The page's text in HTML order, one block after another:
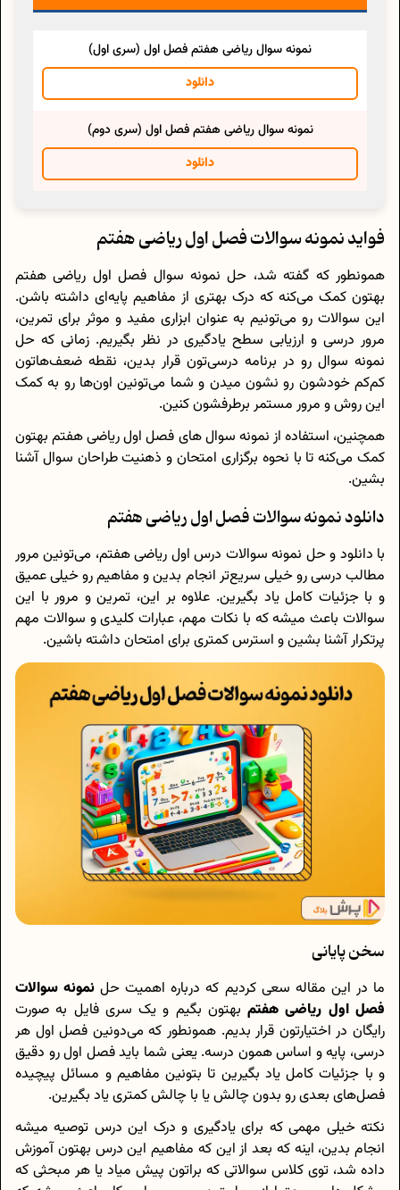
نمونه سوال ریاضی هفتم فصل اول (سری اول)
دانلود
نمونه سوال ریاضی هفتم فصل اول (سری دوم)
دانلود
فواید نمونه سوالات فصل اول ریاضی هفتم
همونطور که گفته شد، حل نمونه سوال فصل اول ریاضی هفتم
بهتون کمک می‌کنه که درک بهتری از مفاهیم پایه‌ای داشته باشن.
این سوالات رو می‌تونیم به عنوان ابزاری مفید و موثر برای تمرین،
مرور درسی و ارزیابی سطح یادگیری در نظر بگیریم. زمانی که حل
نمونه سوال رو در برنامه درسی‌تون قرار بدین، نقطه ضعف‌هاتون
کم‌کم خودشون رو نشون میدن و شما می‌تونین اون‌ها رو به کمک
این روش و مرور مستمر برطرفشون کنین.
همچنین، استفاده از نمونه سوال های فصل اول ریاضی هفتم بهتون
کمک می‌کنه تا با نحوه برگزاری امتحان و ذهنیت طراحان سوال آشنا
بشین.
دانلود نمونه سوالات فصل اول ریاضی هفتم
با دانلود و حل نمونه سوالات درس اول ریاضی هفتم، می‌تونین مرور
مطالب درسی رو خیلی سریع‌تر انجام بدین و مفاهیم رو خیلی عمیق
و با جزئیات کامل یاد بگیرین. علاوه بر این، تمرین و مرور با این
سوالات باعث میشه که با نکات مهم، عبارات کلیدی و سوالات مهم
پرتکرار آشنا بشین و استرس کمتری برای امتحان داشته باشین.
سخن پایانی
ما در این مقاله سعی کردیم که درباره اهمیت حل نمونه سوالات
فصل اول ریاضی هفتمبهتون بگیم و یک سری فایل به صورت
رایگان در اختیارتون قرار بدیم. همونطور که می‌دونین فصل اول هر
درسی، پایه و اساس همون درسه. یعنی شما باید فصل اول رو دقیق
و با جزئیات کامل یاد بگیرین تا بتونین مفاهیم و مسائل پیچیده
فصل‌های بعدی رو بدون چالش یا با چالش کمتری یاد بگیرین.
نکته خیلی مهمی که برای یادگیری و درک این درس توصیه میشه
انجام بدین، اینه که بعد از این که مفاهیم این درس بهتون آموزش
داده شد، توی کلاس سوالاتی که براتون پیش میاد یا هر مبحثی که